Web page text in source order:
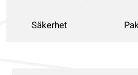
Säkerhet